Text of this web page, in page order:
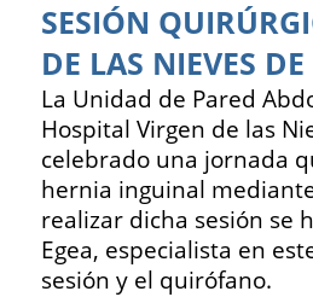
SESIÓN
DE LAS NIEVES
La Unidad de Pared
Hospital Virgen de las
celebrado una jornada
hernia inguinal
realizar dicha sesión se
Egea, especialista en
sesión y el quirófano.